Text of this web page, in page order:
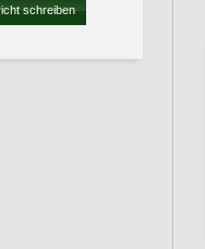
schreiben